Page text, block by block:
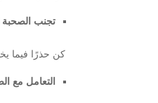
تجنب الصحبة
كن حذرًا فيما
التعامل مع